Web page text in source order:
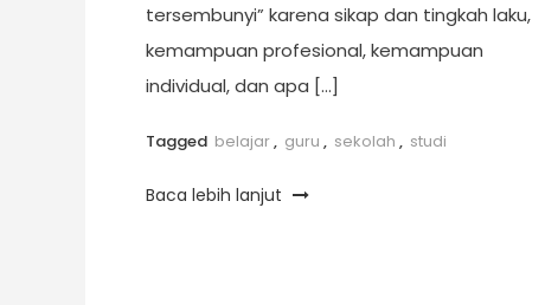
tersembunyi” karena sikap dan tingkah laku,
kemampuan profesional, kemampuan
individual, dan apa […]
Tagged belajar, guru , sekolah , studi
Baca lebih lanjut